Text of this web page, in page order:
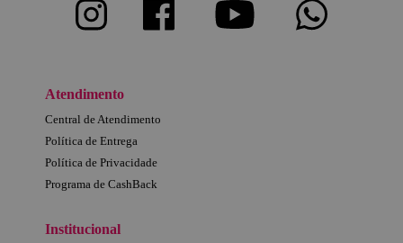
Atendimento
Central de Atendimento
Política de Entrega
Política de Privacidade
Programa de CashBack
Institucional